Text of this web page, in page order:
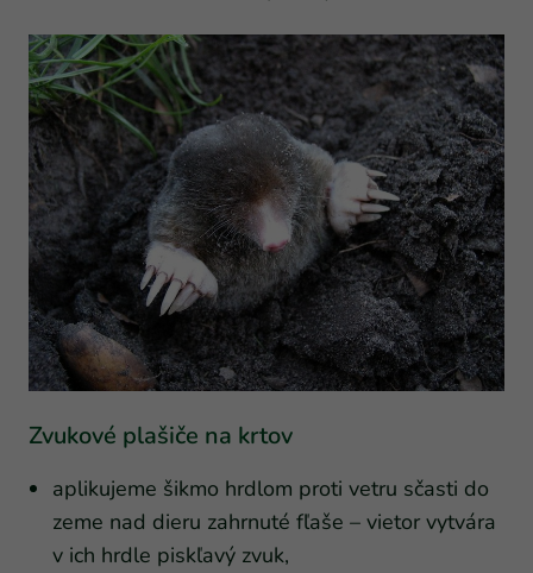
Zvukové plašiče na krtov
aplikujeme šikmo hrdlom proti vetru sčasti do
zeme nad dieru zahrnuté fľaše – vietor vytvára
v ich hrdle piskľavý zvuk,